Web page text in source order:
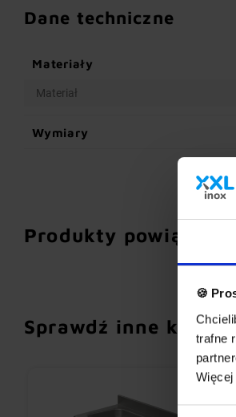
🍪
trafne
Wybór
Dane techniczne
Materiały
Materiał
Wymiary
Produkty powiązane
Sprawdź inne